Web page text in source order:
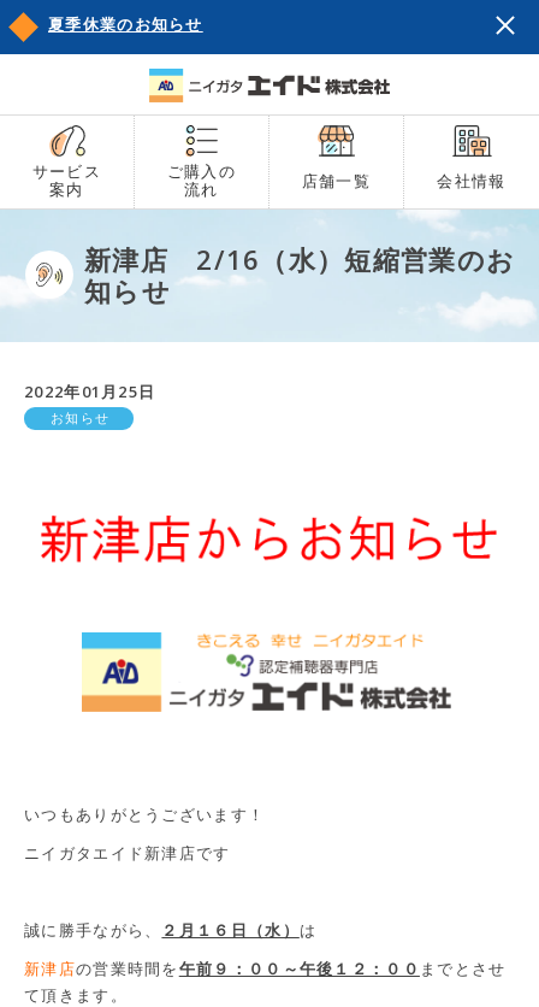
夏季休業のお知らせ
サービス
案内
ご購入の
流れ
店舗一覧 会社情報
新津店 2/16（水）短縮営業のお
知らせ
2022年01月25日
お知らせ
いつもありがとうございます！
ニイガタエイド新津店です
誠に勝手ながら、 ２月１６日（水） は
新津店の営業時間を午前９：００～午後１２：００ までとさせ
て頂きます。